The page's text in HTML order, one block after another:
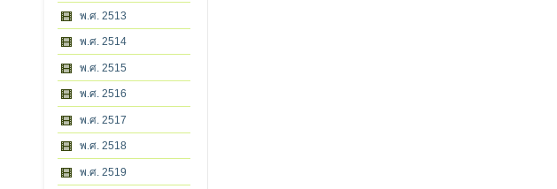
พ.ศ. 2513
พ.ศ. 2514
พ.ศ. 2515
พ.ศ. 2516
พ.ศ. 2517
พ.ศ. 2518
พ.ศ. 2519